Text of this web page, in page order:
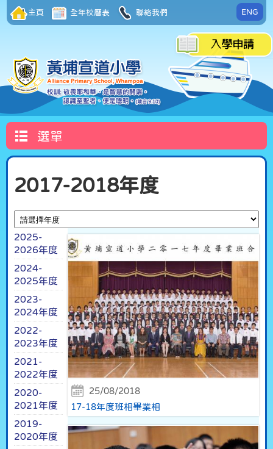
主頁 全年校曆表 聯絡我們 ENG
選單
2017-2018年度
2025-
2026年度
2024-
2025年度
2023-
2024年度
2022-
2023年度
2021-
2022年度
2020-
2021年度
2019-
2020年度
25/08/2018
17-18年度班相畢業相